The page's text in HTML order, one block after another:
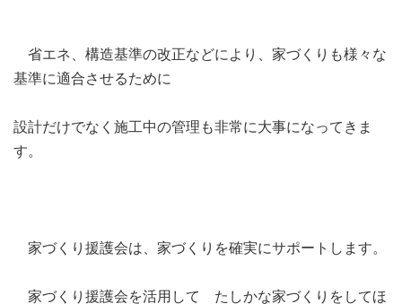
省エネ、構造基準の改正などにより、家づくりも様々な
基準に適合させるために
設計だけでなく施工中の管理も非常に大事になってきま
す。
家づくり援護会は、家づくりを確実にサポートします。
家づくり援護会を活用して たしかな家づくりをしてほ